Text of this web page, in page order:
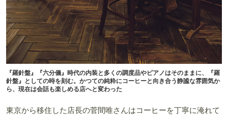
『羅針盤』『六分儀』時代の内装と多くの調度品やピアノはそのままに、『羅
針盤』としての時を刻む。かつての純粋にコーヒーと向き合う静謐な雰囲気か
ら、現在は会話も楽しめる店へと変わった
東京から移住した店長の菅間唯さんはコーヒーを丁寧に淹れて